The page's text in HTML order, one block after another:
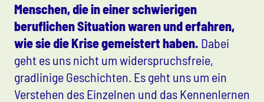
Menschen, die in einer schwierigen
beruflichen Situation waren und erfahren,
wie sie die Krise gemeistert haben. Dabei
geht es uns nicht um widerspruchsfreie,
gradlinige Geschichten. Es geht uns um ein
Verstehen des Einzelnen und das Kennenlernen